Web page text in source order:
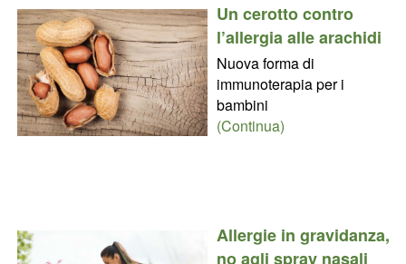
Un cerotto contro
l’allergia alle arachidi
Nuova forma di
immunoterapia per i
bambini
(Continua)
Allergie in gravidanza,
no agli spray nasali